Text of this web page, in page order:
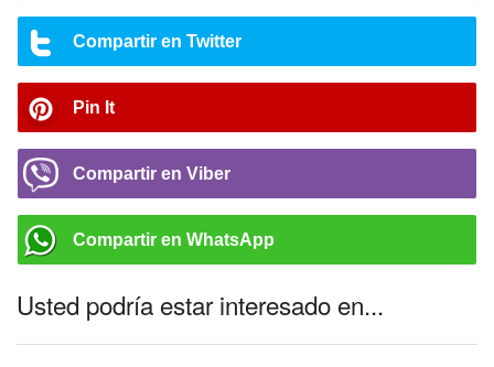
Compartir en Twitter
Pin It
Compartir en Viber
Compartir en WhatsApp
Usted podría estar interesado en...